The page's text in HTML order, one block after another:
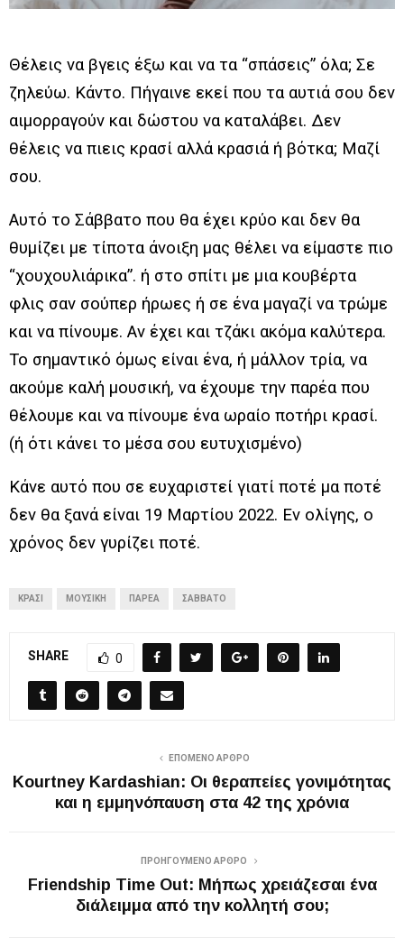
Θέλεις να βγεις έξω και να τα “σπάσεις” όλα; Σε
ζηλεύω. Κάντο. Πήγαινε εκεί που τα αυτιά σου δεν
αιμορραγούν και δώστου να καταλάβει. Δεν
θέλεις να πιεις κρασί αλλά κρασιά ή βότκα; Μαζί
σου.
Αυτό το Σάββατο που θα έχει κρύο και δεν θα
θυμίζει με τίποτα άνοιξη μας θέλει να είμαστε πιο
“χουχουλιάρικα”. ή στο σπίτι με μια κουβέρτα
φλις σαν σούπερ ήρωες ή σε ένα μαγαζί να τρώμε
και να πίνουμε. Αν έχει και τζάκι ακόμα καλύτερα.
Το σημαντικό όμως είναι ένα, ή μάλλον τρία, να
ακούμε καλή μουσική, να έχουμε την παρέα που
θέλουμε και να πίνουμε ένα ωραίο ποτήρι κρασί.
(ή ότι κάνει το μέσα σου ευτυχισμένο)
Κάνε αυτό που σε ευχαριστεί γιατί ποτέ μα ποτέ
δεν θα ξανά είναι 19 Μαρτίου 2022. Εν ολίγης, ο
χρόνος δεν γυρίζει ποτέ.
ΚΡΑΣΊ ΜΟΥΣΙΚΉ ΠΑΡΈΑ ΣΆΒΒΑΤΟ
SHARE 0
ΕΠΌΜΕΝΟ ΆΡΘΡΟ
Kourtney Kardashian: Οι θεραπείες γονιμότητας
και η εμμηνόπαυση στα 42 της χρόνια
ΠΡΟΗΓΟΎΜΕΝΟ ΆΡΘΡΟ
Friendship Time Out: Μήπως χρειάζεσαι ένα
διάλειμμα από την κολλητή σου;